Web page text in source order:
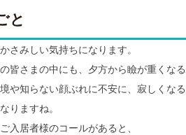
と
さみしい気持ちになります。
皆さまの中にも、夕方から瞼が重くな
や知らない顔ぶれに不安に、寂しくなる
りますね。
入居者様のコールがあると、